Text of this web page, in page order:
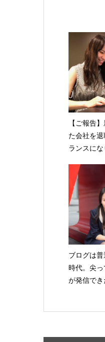
【ご報告
た会社を
ランスに
ブログは普
時代。尖
が発信で